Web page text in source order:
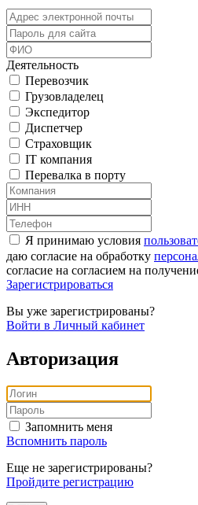
Деятельность
Перевозчик
Грузовладелец
Экспедитор
Диспетчер
Страховщик
IT компания
Перевалка в порту
Я принимаю условия
даю согласие на обработку
согласие на согласием на
Зарегистрироваться
Вы уже зарегистрированы?
Войти в Личный кабинет
Авторизация
Запомнить меня
Вспомнить пароль
Еще не зарегистрированы?
Пройдите регистрацию